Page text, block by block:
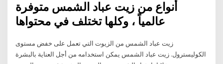
أنواع من زيت عباد الشمس متوفرة
عالمياً ، وكلها تختلف في محتواها
زيت عباد الشمس من الزيوت التي تعمل على خفض مستوى
الكوليسترول. زيت عباد الشمس يمكن استخدامه من أجل العناية بالبشرة